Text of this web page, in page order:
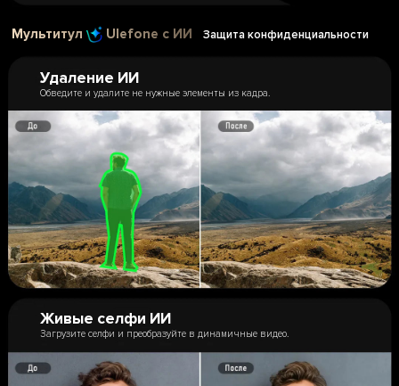
Мультитул Ulefone с ИИ Защита конфиденциальности
Удаление ИИ
Обведите и удалите не нужные элементы из кадра.
Живые селфи ИИ
Загрузите селфи и преобразуйте в динамичные видео.